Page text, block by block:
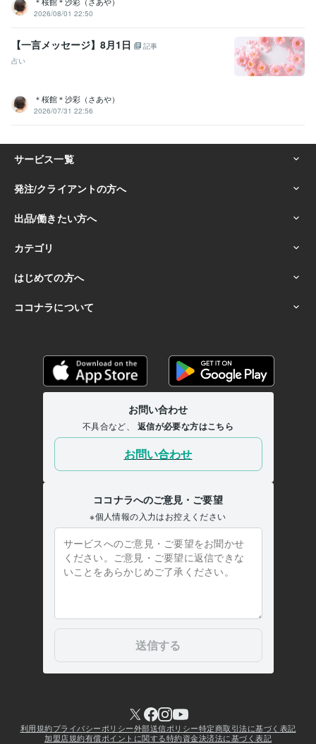
2026/08/01 22:50
【一言メッセージ】8月1日
記事
占い
＊桜館＊沙彩（さあや）
2026/07/31 22:56